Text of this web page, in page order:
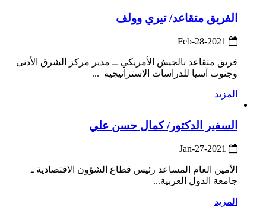
الفريق متقاعد/ تيري وولف
فريق متقاعد بالجيش الأمريكي ــ مدير مركز الشرق الأدنى
وجنوب آسيا للدراسات الاستراتيجية ...
المزيد
السفير الدكتور/ كمال حسن علي
الأمين العام المساعد رئيس قطاع الشؤون الاقتصادية ـ
جامعة الدول العربية...
المزيد